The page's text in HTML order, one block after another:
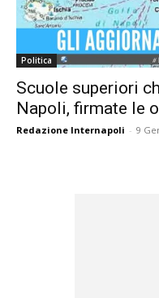
Politica
Scuole superiori
Napoli, firmate le
Redazione Internapoli - 9